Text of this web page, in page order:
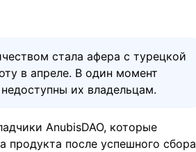
стала афера с турецкой
в апреле. В один момент
их владельцам.
AnubisDAO, которые
после успешного сбора